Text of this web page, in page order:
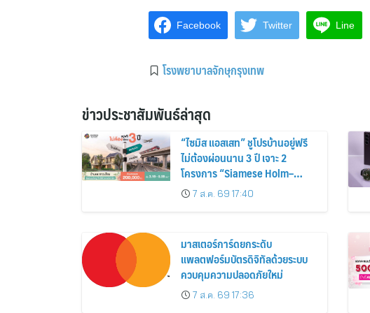
Facebook Twitter Line
โรงพยาบาลจักษุกรุงเทพ
ข่าวประชาสัมพันธ์ล่าสุด
“ไซมิส แอสเสท” ชูโปรบ้านอยู่ฟรี
ไม่ต้องผ่อนนาน 3 ปี เจาะ 2
โครงการ “Siamese Holm–
Siamese Blossom” พร้อม
ส่วนลดและสิทธิพิเศษถึง 31
7 ส.ค. 69 17:40
มาสเตอร์การ์ดยกระดับ
แพลตฟอร์มบัตรดิจิทัลด้วยระบบ
ควบคุมความปลอดภัยใหม่
7 ส.ค. 69 17:36